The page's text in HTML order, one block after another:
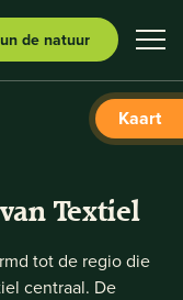
de natuur
Kaart
Textiel
tot de regio die
centraal. De